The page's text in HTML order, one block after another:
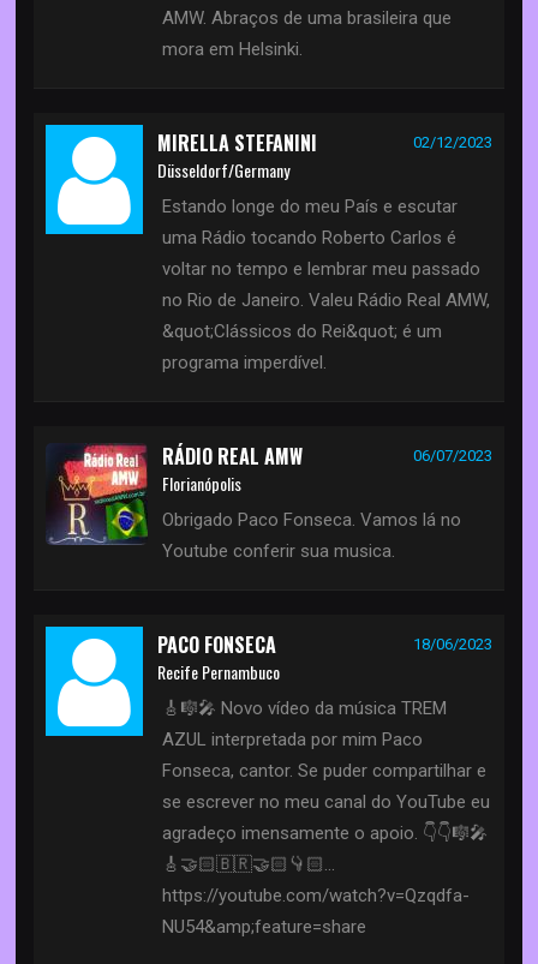
AMW. Abraços de uma brasileira que
mora em Helsinki.
MIRELLA STEFANINI 02/12/2023
Düsseldorf/Germany
Estando longe do meu País e escutar
uma Rádio tocando Roberto Carlos é
voltar no tempo e lembrar meu passado
no Rio de Janeiro. Valeu Rádio Real AMW,
&quot;Clássicos do Rei&quot; é um
programa imperdível.
RÁDIO REAL AMW 06/07/2023
Florianópolis
Obrigado Paco Fonseca. Vamos lá no
Youtube conferir sua musica.
PACO FONSECA 18/06/2023
Recife Pernambuco
🎸🎼🎤 Novo vídeo da música TREM
AZUL interpretada por mim Paco
Fonseca, cantor. Se puder compartilhar e
se escrever no meu canal do YouTube eu
agradeço imensamente o apoio. 👇👇🎼🎤
🎸🤝🏻🇧🇷🤝🏻👇🏻...
https://youtube.com/watch?v=Qzqdfa-
NU54&amp;feature=share